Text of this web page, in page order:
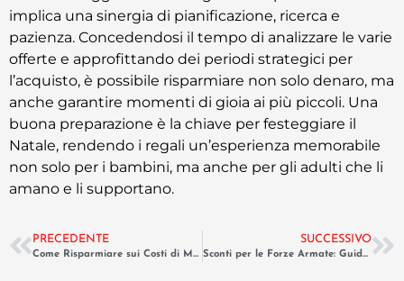
implica una sinergia di pianificazione, ricerca e
pazienza. Concedendosi il tempo di analizzare le varie
offerte e approfittando dei periodi strategici per
l’acquisto, è possibile risparmiare non solo denaro, ma
anche garantire momenti di gioia ai più piccoli. Una
buona preparazione è la chiave per festeggiare il
Natale, rendendo i regali un’esperienza memorabile
non solo per i bambini, ma anche per gli adulti che li
amano e li supportano.
PRECEDENTE
Come Risparmiare sui Costi di Manutenzione della Caldaia e del Clima
SUCCESSIVO
Sconti per le Forze Armate: Guida alle Convenzioni su Viaggi e Tech